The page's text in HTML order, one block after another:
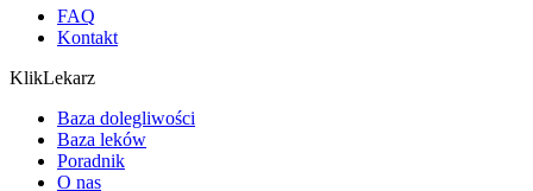
FAQ
Kontakt
KlikLekarz
Baza dolegliwości
Baza leków
Poradnik
O nas